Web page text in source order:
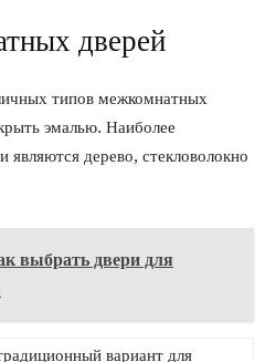
дверей
типов межкомнатных
эмалью. Наиболее
дерево, стекловолокно
выбрать двери для
вариант для